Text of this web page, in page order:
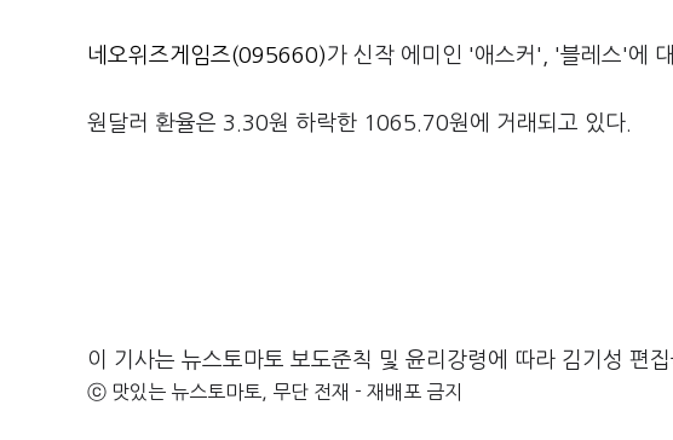
네오위즈게임즈(095660)가 신작 에미인 '애스커', '블레스'에
원달러 환율은 3.30원 하락한 1065.70원에 거래되고 있다.
이 기사는 뉴스토마토 보도준칙 및 윤리강령에 따라 김기성 편
ⓒ 맛있는 뉴스토마토, 무단 전재 - 재배포 금지